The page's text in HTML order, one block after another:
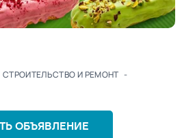
СТРОИТЕЛЬСТВО И РЕМОНТ -
ОБЪЯВЛЕНИЕ